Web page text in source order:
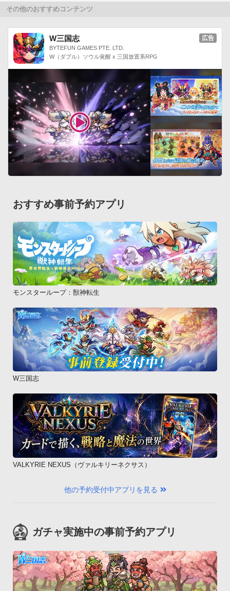
卒ご了承ください。
その他のおすすめコンテンツ
W三国志
BYTEFUN GAMES PTE. LTD.
W（ダブル）ソウル覚醒 x 三国放置系RPG
広告
おすすめ事前予約アプリ
モンスターループ：獣神転生
W三国志
VALKYRIE NEXUS（ヴァルキリーネクサス）
他の予約受付中アプリを見る
ガチャ実施中の事前予約アプリ